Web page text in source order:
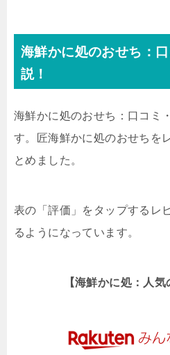
海鮮かに処のおせち：
説！
海鮮かに処のおせち：口コミ
す。匠海鮮かに処のおせちを
とめました。
表の「評価」をタップするレ
るようになっています。
【海鮮かに処：人気